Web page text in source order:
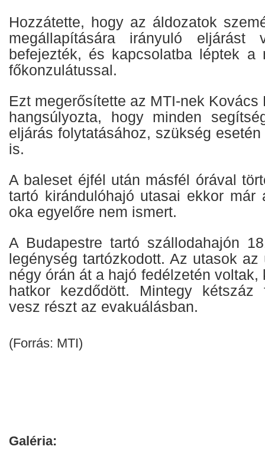
Hozzátette, hogy az áldozatok
megállapítására irányuló eljárást
befejezték, és kapcsolatba léptek a
főkonzulátussal.
Ezt megerősítette az MTI-nek Kovács
hangsúlyozta, hogy minden
eljárás folytatásához, szükség
is.
A baleset éjfél után másfél órával
tartó kirándulóhajó utasai ekkor már
oka egyelőre nem ismert.
A Budapestre tartó szállodahajón
legénység tartózkodott. Az utasok
négy órán át a hajó fedélzetén voltak,
hatkor kezdődött. Mintegy kétszáz
vesz részt az evakuálásban.
(Forrás: MTI)
Galéria: